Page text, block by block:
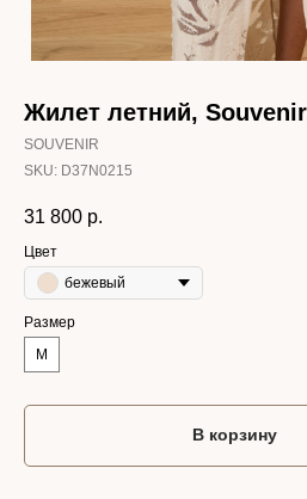
Жилет летний,
SOUVENIR
SKU: D37N0215
31 800 р.
Цвет
бежевый
Размер
M
В корзину